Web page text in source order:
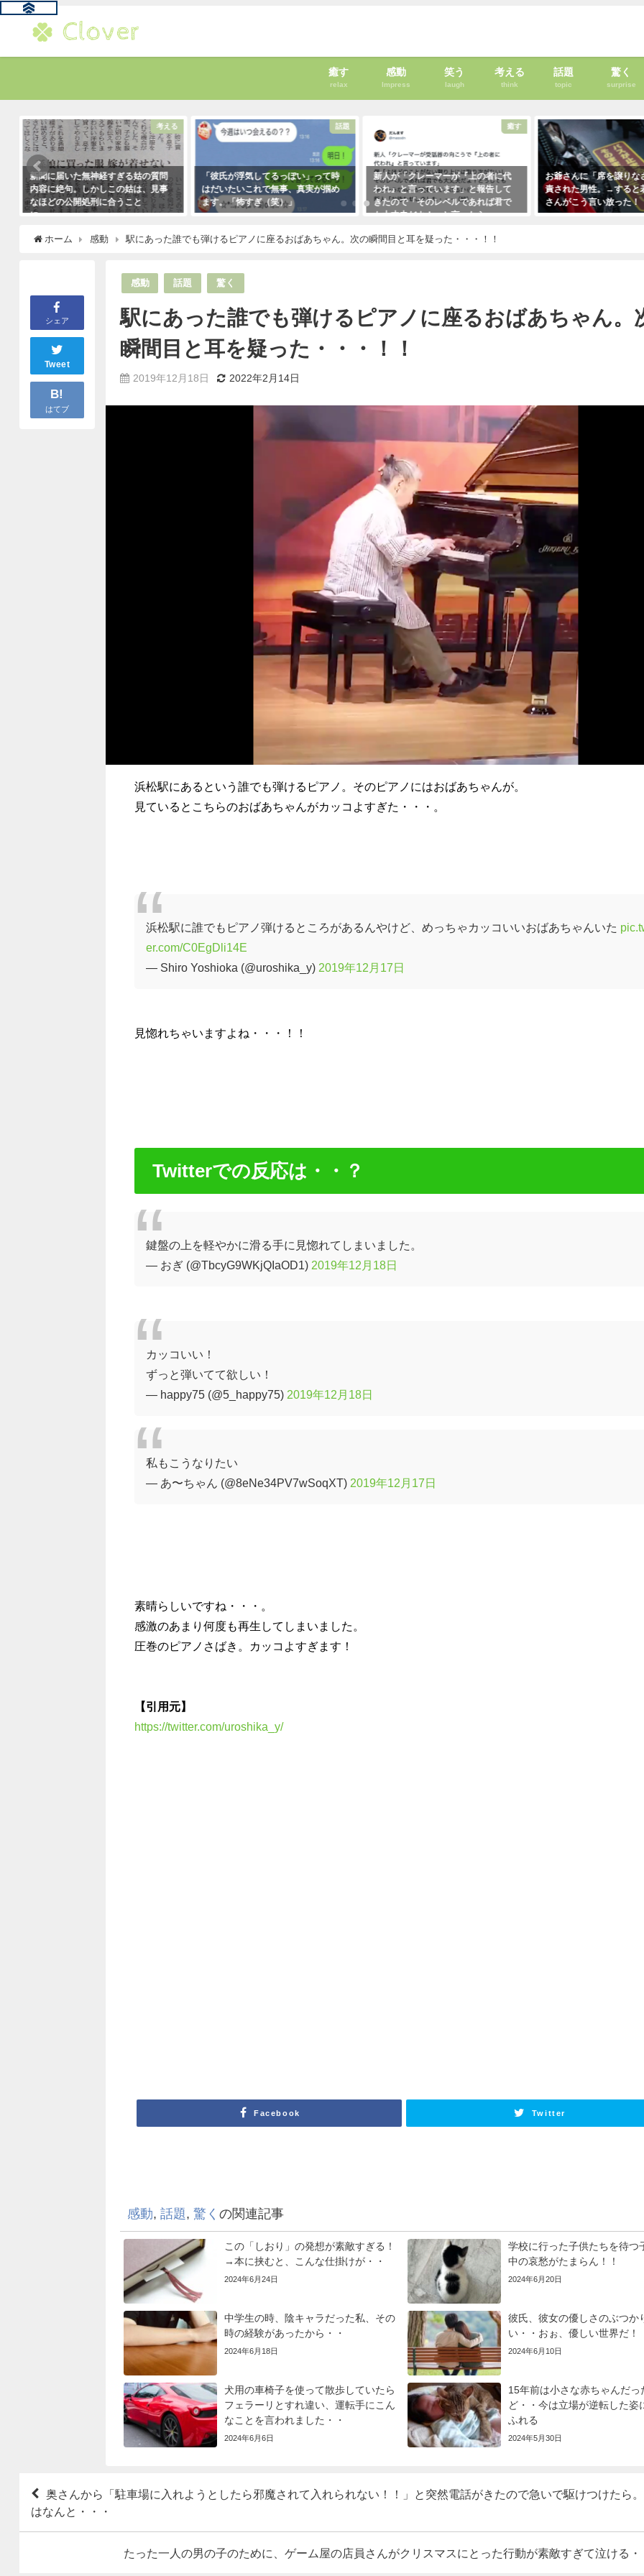
癒す
relax
感動
Impress
笑う
laugh
考える
think
話題
topic
驚く
surprise
考える
新聞に届いた無神経すぎる姑の質問
内容に絶句。しかしこの姑は、見事
なほどの公開処刑に合うこと
に・・・
話題
「彼氏が浮気してるっぽい」って時
はだいたいこれで無事、真実が掴め
ます。「怖すぎ（笑）」
癒す
新人が「クレーマーが『上の者に代
われ』と言っています」と報告して
きたので「そのレベルであれば君で
も大丈夫だよ！」と言ったら・・・
（笑）
お爺さんに「席を譲りな
責された男性。→すると
さんがこう言い放った！
ホーム 感動 駅にあった誰でも弾けるピアノに座るおばあちゃん。次の瞬間目と耳を疑った・・・！！
シェア
Tweet
B!
はてブ
感動 話題 驚く
駅にあった誰でも弾けるピアノに座るおばあちゃん。
瞬間目と耳を疑った・・・！！
2019年12月18日 2022年2月14日
浜松駅にあるという誰でも弾けるピアノ。そのピアノにはおばあちゃんが。
見ているとこちらのおばあちゃんがカッコよすぎた・・・。
浜松駅に誰でもピアノ弾けるところがあるんやけど、めっちゃカッコいいおばあちゃんいた
er.com/C0EgDli14E
— Shiro Yoshioka (@uroshika_y) 2019年12月17日
見惚れちゃいますよね・・・！！
Twitterでの反応は・・？
鍵盤の上を軽やかに滑る手に見惚れてしまいました。
— おぎ (@TbcyG9WKjQIaOD1) 2019年12月18日
カッコいい！
ずっと弾いてて欲しい！
— happy75 (@5_happy75) 2019年12月18日
私もこうなりたい
— あ〜ちゃん (@8eNe34PV7wSoqXT) 2019年12月17日
素晴らしいですね・・・。
感激のあまり何度も再生してしまいました。
圧巻のピアノさばき。カッコよすぎます！
【引用元】
https://twitter.com/uroshika_y/
Facebook Twitter
感動, 話題, 驚く の関連記事
この「しおり」の発想が素敵すぎる！
→本に挟むと、こんな仕掛けが・・
2024年6月24日
学校に行った子供たちを待つ
中の哀愁がたまらん！！
2024年6月20日
中学生の時、陰キャラだった私、その
時の経験があったから・・
2024年6月18日
彼氏、彼女の優しさのぶつか
い・・おぉ、優しい世界だ！
2024年6月10日
犬用の車椅子を使って散歩していたら
フェラーリとすれ違い、運転手にこん
なことを言われました・・
2024年6月6日
15年前は小さな赤ちゃんだっ
ど・・今は立場が逆転した姿
ふれる
2024年5月30日
奥さんから「駐車場に入れようとしたら邪魔されて入れられない！！」と突然電話がきたので急いで駆けつけたら
はなんと・・・
たった一人の男の子のために、ゲーム屋の店員さんがクリスマスにとった行動が素敵すぎて泣ける・